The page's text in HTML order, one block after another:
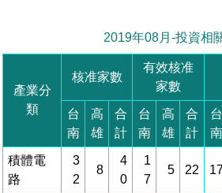
招標資訊
園區電子看板專區
局長小檔案
局長電子信箱
組織法
組織架構
組織職掌
施政主軸
年度工作展望
國家科學及技術委員會重大政策
廉政園地
工作職掌與聯絡管道
獲獎記錄
競爭優勢
土地規劃
水電供應
競爭優勢
土地規劃
橋頭園區
簡介
競爭優勢
新設園區
交通資訊
申請流程及表單
入區申辦流程
申辦案件處理時限
相關費用
園區事業管理費
科學園區廠商服務網